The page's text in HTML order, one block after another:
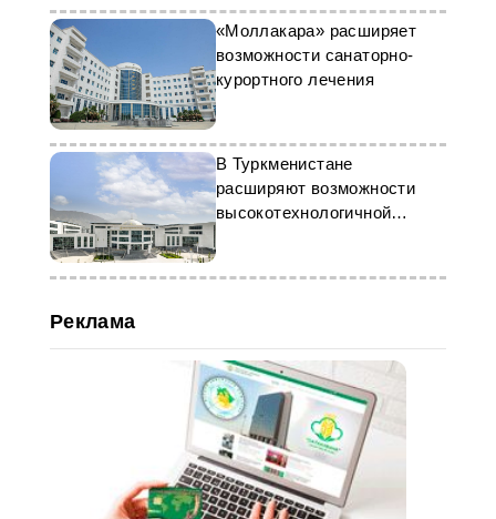
«Моллакара» расширяет
возможности санаторно-
курортного лечения
В Туркменистане
расширяют возможности
высокотехнологичной
медицинской помощи
Реклама